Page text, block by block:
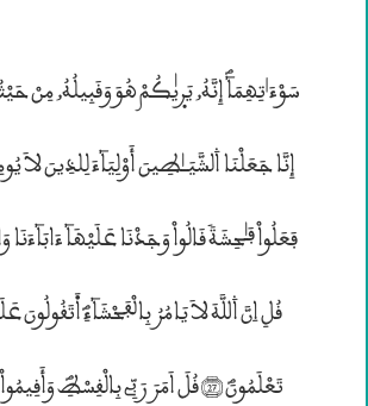
سَوْءَ؛تِهِمَآؐ إِنَّهُ„ يَرۭيٰكُمْ هُوَ وَقَبِيلُهُ„ مِنْ
فَعَلُواْ فَـٰحِشَةً قَالُواْ وَجَدْنَا عَلَيْهَآ ءَابَآءَنَا
تَعْلَمُونَؐ (27) قُلَ اَمَرَ رَبِّى بِالْقِسْطِؐ